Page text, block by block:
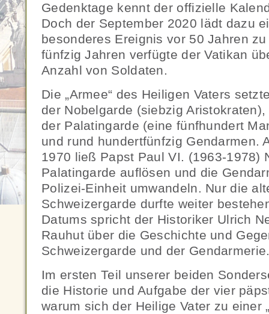
Gedenktage kennt der offizielle
Doch der September 2020 lädt dazu
besonderes Ereignis vor 50 Jahren
fünfzig Jahren verfügte der Vatikan
Anzahl von Soldaten.
Die „Armee“ des Heiligen Vaters
der Nobelgarde (siebzig
der Palatingarde (eine fünfhundert
und rund hundertfünfzig Gendarmen.
1970 ließ Papst Paul VI. (1963-1978)
Palatingarde auflösen und die
Polizei-Einheit umwandeln. Nur die
Schweizergarde durfte weiter
Datums spricht der Historiker Ulrich
Rauhut über die Geschichte und
Schweizergarde und der
Im ersten Teil unserer beiden
die Historie und Aufgabe der vier
warum sich der Heilige Vater zu einer